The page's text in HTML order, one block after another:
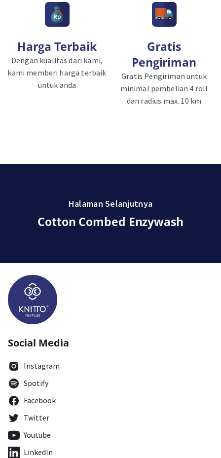
Harga Terbaik
Dengan kualitas dari kami,
kami memberi harga terbaik
untuk anda
Gratis
Pengiriman
Gratis Pengiriman untuk
minimal pembelian 4 roll
dan radius max. 10 km
Halaman Selanjutnya
Cotton Combed Enzywash
Social Media
Instagram
Spotify
Facebook
Twitter
Youtube
LinkedIn